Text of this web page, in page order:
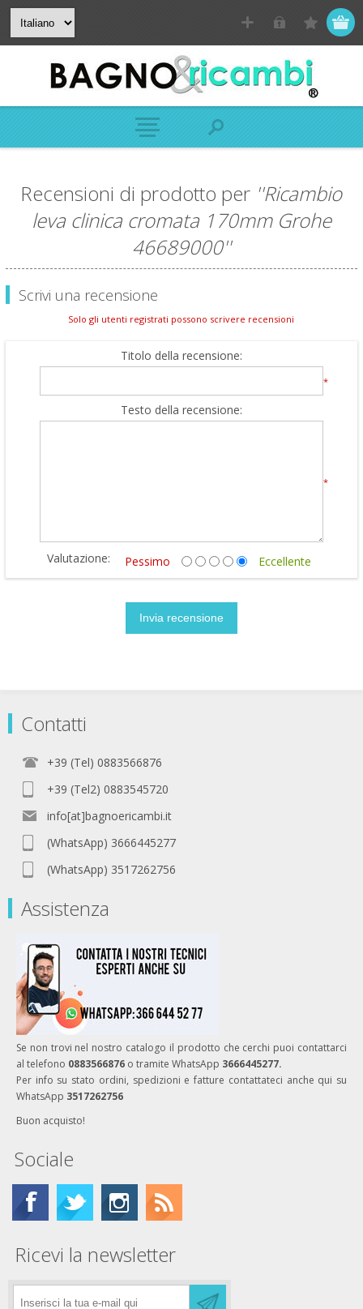
Recensioni di prodotto per Ricambio
leva clinica cromata 170mm Grohe
46689000
Scrivi una recensione
Solo gli utenti registrati possono scrivere recensioni
Titolo della recensione:
*
Testo della recensione:
*
Valutazione: Pessimo Eccellente
Contatti
+39 (Tel) 0883566876
+39 (Tel2) 0883545720
info[at]bagnoericambi.it
(WhatsApp) 3666445277
(WhatsApp) 3517262756
Assistenza
Se non trovi nel nostro catalogo il prodotto che cerchi puoi contattarci
al telefono 0883566876 o tramite WhatsApp 3666445277.
Per info su stato ordini, spedizioni e fatture contattateci anche qui su
WhatsApp 3517262756
Buon acquisto!
Sociale
Ricevi la newsletter